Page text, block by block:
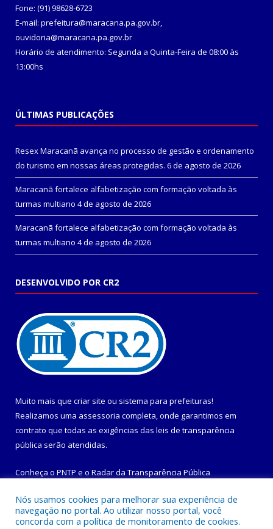
Fone: (91) 98628-6723
E-mail: prefeitura@maracana.pa.gov.br,
ouvidoria@maracana.pa.gov.br
Horário de atendimento: Segunda a Quinta-Feira de 08:00 às
13:00hs
ÚLTIMAS PUBLICAÇÕES
Resex Maracanã avança no processo de gestão e ordenamento
do turismo em nossas áreas protegidas. 6 de agosto de 2026
Maracanã fortalece alfabetização com formação voltada às
turmas multiano 4 de agosto de 2026
Maracanã fortalece alfabetização com formação voltada às
turmas multiano 4 de agosto de 2026
DESENVOLVIDO POR CR2
Muito mais que criar site ou sistema para prefeituras!
Realizamos uma assessoria completa, onde garantimos em
contrato que todas as exigências das leis de transparência
pública serão atendidas.
Conheça o PNTP e o Radar da Transparência Pública
Nós usamos cookies para melhorar sua experiência de
navegação no portal. Ao utilizar nosso portal, você
concorda com a política de monitoramento de cookies.